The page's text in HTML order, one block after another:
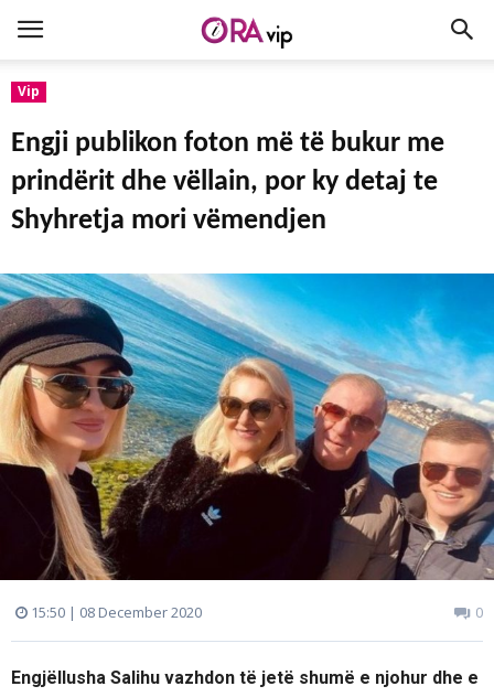
Vip
Engji publikon foton më të bukur me
prindërit dhe vëllain, por ky detaj te
Shyhretja mori vëmendjen
15:50 | 08 December 2020 0
Engjëllusha Salihu vazhdon të jetë shumë e njohur dhe e